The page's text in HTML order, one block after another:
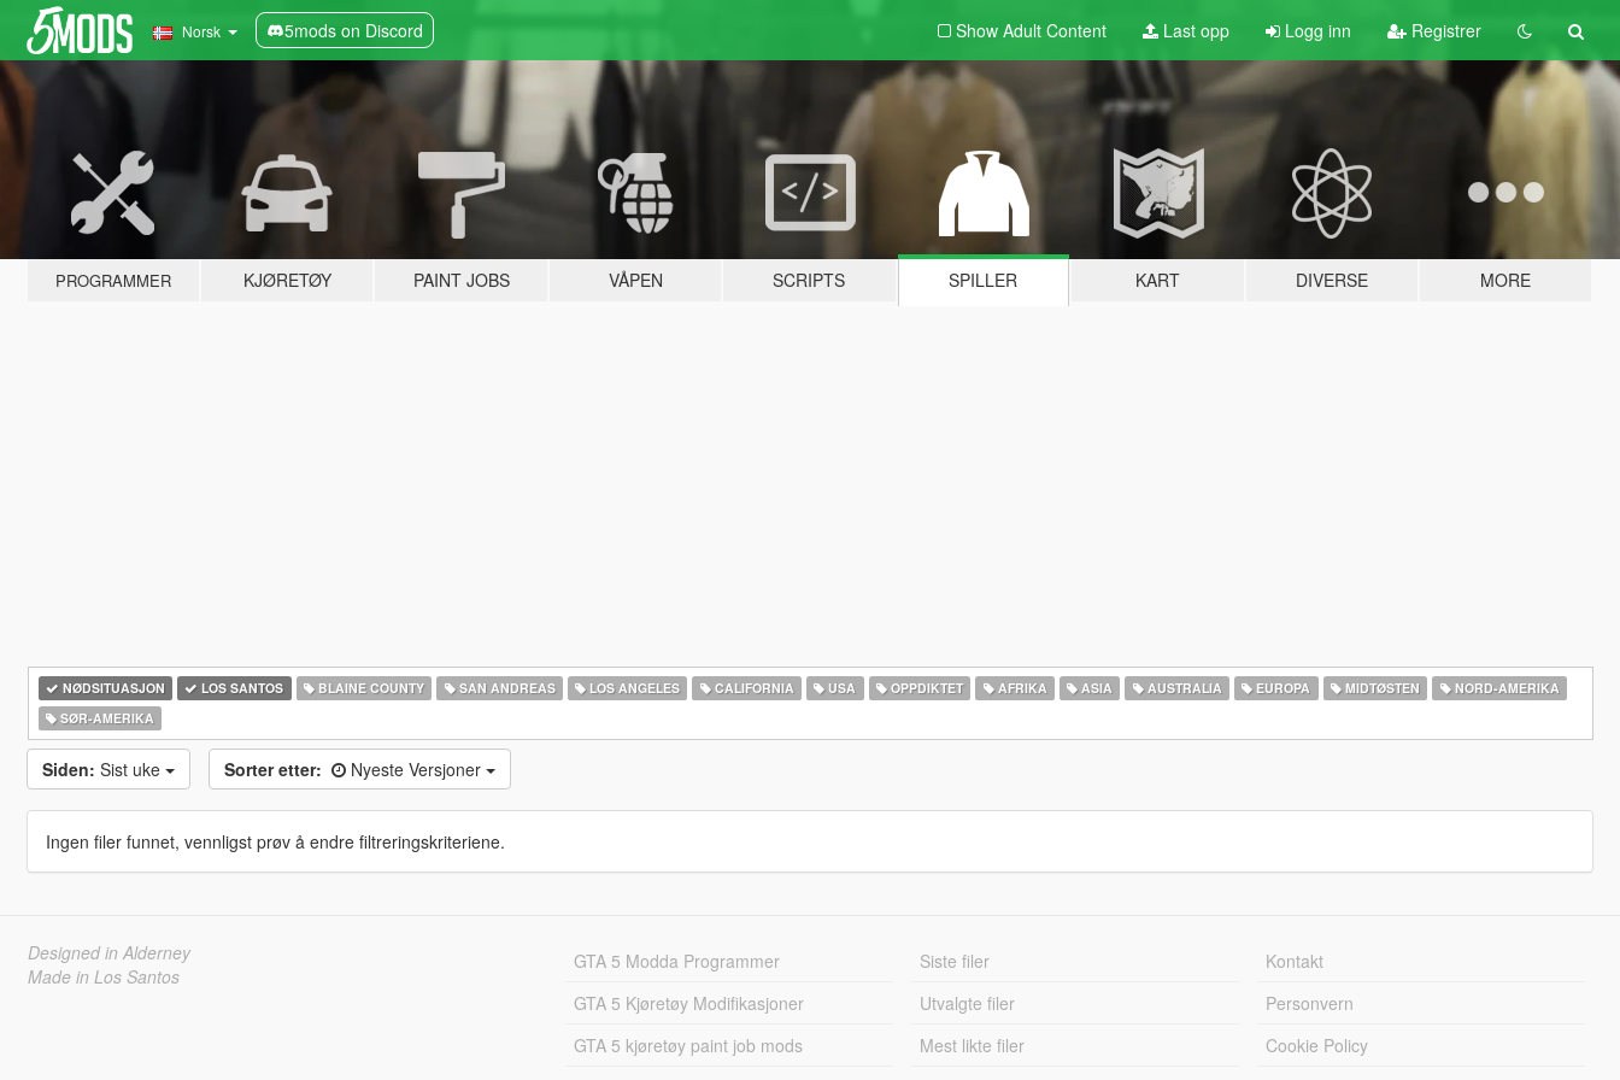
Norsk 5mods on Discord Show Adult Content Last opp Logg inn Registrer
PROGRAMMER KJØRETØY PAINT JOBS VÅPEN SCRIPTS SPILLER KART DIVERSE MORE
NØDSITUASJON LOS SANTOS BLAINE COUNTY SAN ANDREAS LOS ANGELES CALIFORNIA USA OPPDIKTET AFRIKA ASIA AUSTRALIA EUROPA MIDTØSTEN
NORD-AMERIKA‎
SØR-AMERIKA‎
Siden: Sist uke Sorter etter: Nyeste Versjoner
Ingen filer funnet, vennligst prøv å endre filtreringskriteriene.
Designed in Alderney
Made in Los Santos
GTA 5 Modda Programmer
GTA 5 Kjøretøy Modifikasjoner
GTA 5 kjøretøy paint job mods
Siste filer
Utvalgte filer
Mest likte filer
Kontakt
Personvern
Cookie Policy